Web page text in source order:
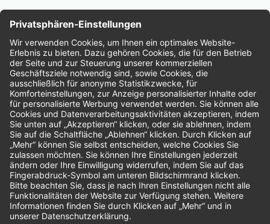
Bewertungen